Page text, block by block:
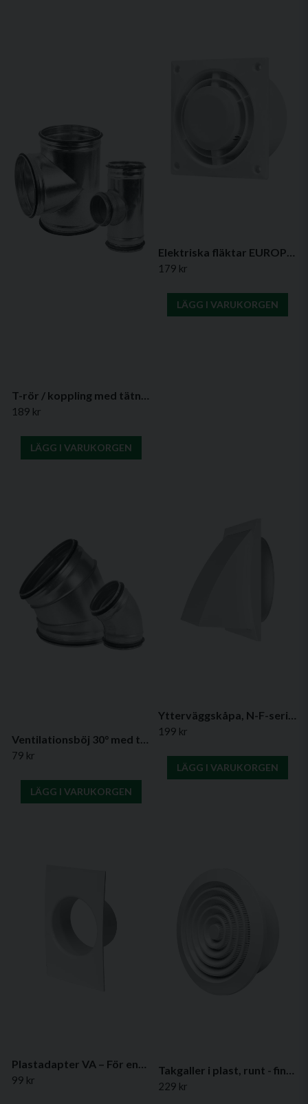
T-rör / koppling med tätning för ventilationssystem – (flera storlekar)
189 kr
LÄGG I VARUKORGEN
Elektriska fläktar EUROPLAST A6-serien
179 kr
LÄGG I VARUKORGEN
Ventilationsböj 30° med tätning – (flera diametrar)
79 kr
LÄGG I VARUKORGEN
199 kr
LÄGG I VARUKORGEN
Plastadapter VA – För enkel anslutning av ventilationskanaler
99 kr
Takgaller i plast, runt - finns i flera varianter
229 kr